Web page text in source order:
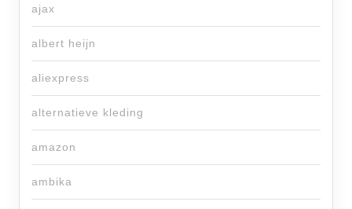
ajax
albert heijn
aliexpress
alternatieve kleding
amazon
ambika